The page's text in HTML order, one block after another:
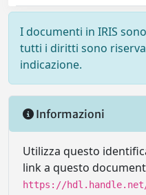
I documenti in IRIS
tutti i diritti sono
indicazione.
Informazioni
Utilizza questo
link a questo
https://hdl.handle.net/